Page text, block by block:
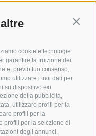
cookie e tecnologie
garantire la fruizione dei
e, previo tuo consenso,
utilizzare i tuoi dati per
su dispositivo e/o
della pubblicità,
utilizzare profili per la
profili per la
profili per la selezione di
degli annunci,